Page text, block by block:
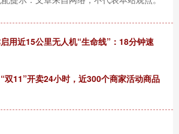
用近15公里无人机“生命线”：18分钟速
双11”开卖24小时，近300个商家活动商品